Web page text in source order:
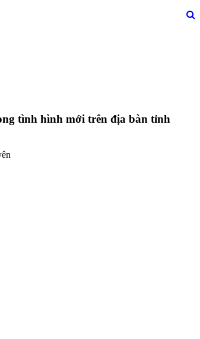
tình hình mới trên địa bàn tỉnh